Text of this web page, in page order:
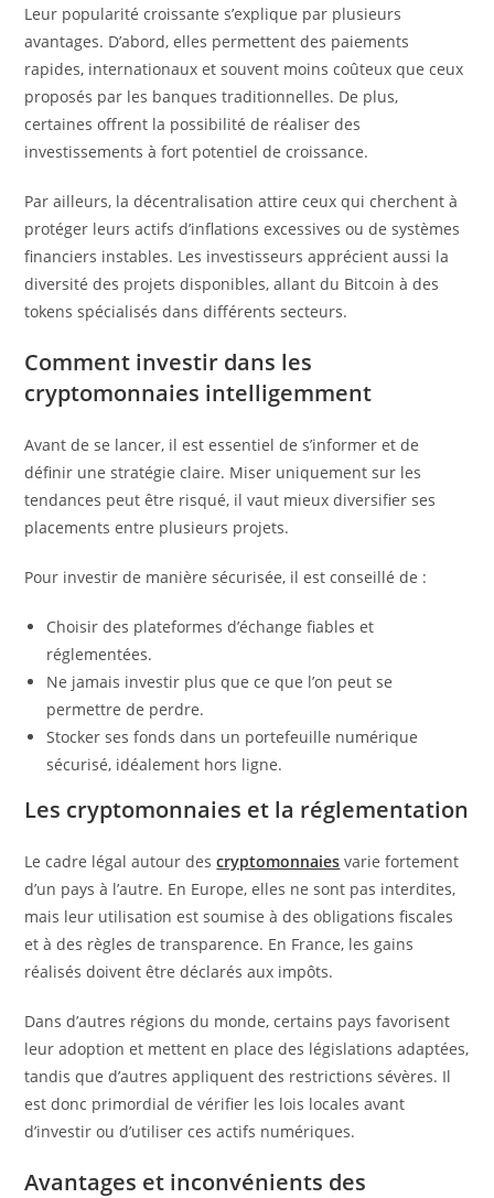
Leur popularité croissante s’explique par plusieurs
avantages. D’abord, elles permettent des paiements
rapides, internationaux et souvent moins coûteux que ceux
proposés par les banques traditionnelles. De plus,
certaines offrent la possibilité de réaliser des
investissements à fort potentiel de croissance.
Par ailleurs, la décentralisation attire ceux qui cherchent à
protéger leurs actifs d’inflations excessives ou de systèmes
financiers instables. Les investisseurs apprécient aussi la
diversité des projets disponibles, allant du Bitcoin à des
tokens spécialisés dans différents secteurs.
Comment investir dans les
cryptomonnaies intelligemment
Avant de se lancer, il est essentiel de s’informer et de
définir une stratégie claire. Miser uniquement sur les
tendances peut être risqué, il vaut mieux diversifier ses
placements entre plusieurs projets.
Pour investir de manière sécurisée, il est conseillé de :
Choisir des plateformes d’échange fiables et
réglementées.
Ne jamais investir plus que ce que l’on peut se
permettre de perdre.
Stocker ses fonds dans un portefeuille numérique
sécurisé, idéalement hors ligne.
Les cryptomonnaies et la réglementation
Le cadre légal autour descryptomonnaies varie fortement
d’un pays à l’autre. En Europe, elles ne sont pas interdites,
mais leur utilisation est soumise à des obligations fiscales
et à des règles de transparence. En France, les gains
réalisés doivent être déclarés aux impôts.
Dans d’autres régions du monde, certains pays favorisent
leur adoption et mettent en place des législations adaptées,
tandis que d’autres appliquent des restrictions sévères. Il
est donc primordial de vérifier les lois locales avant
d’investir ou d’utiliser ces actifs numériques.
Avantages et inconvénients des